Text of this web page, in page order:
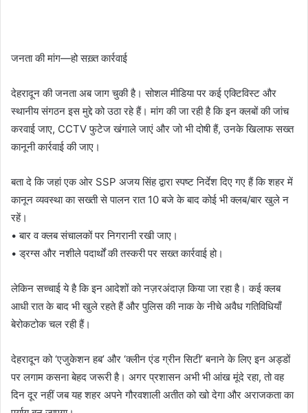
जनता की मांग—हो सख़्त कार्रवाई
देहरादून की जनता अब जाग चुकी है। सोशल मीडिया पर कई एक्टिविस्ट और
स्थानीय संगठन इस मुद्दे को उठा रहे हैं। मांग की जा रही है कि इन क्लबों की जांच
करवाई जाए, CCTV फुटेज खंगाले जाएं और जो भी दोषी हैं, उनके खिलाफ सख्त
कानूनी कार्रवाई की जाए।
बता दे कि जहां एक ओर SSP अजय सिंह द्वारा स्पष्ट निर्देश दिए गए हैं कि शहर में
कानून व्यवस्था का सख्ती से पालन रात 10 बजे के बाद कोई भी क्लब/बार खुले न
रहें।
• बार व क्लब संचालकों पर निगरानी रखी जाए।
• ड्रग्स और नशीले पदार्थों की तस्करी पर सख्त कार्रवाई हो।
लेकिन सच्चाई ये है कि इन आदेशों को नज़रअंदाज़ किया जा रहा है। कई क्लब
आधी रात के बाद भी खुले रहते हैं और पुलिस की नाक के नीचे अवैध गतिविधियाँ
बेरोकटोक चल रही हैं।
देहरादून को ‘एजुकेशन हब’ और ‘क्लीन एंड ग्रीन सिटी’ बनाने के लिए इन अड्डों
पर लगाम कसना बेहद जरूरी है। अगर प्रशासन अभी भी आंख मूंदे रहा, तो वह
दिन दूर नहीं जब यह शहर अपने गौरवशाली अतीत को खो देगा और अराजकता का